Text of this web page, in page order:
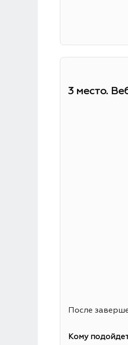
3 место.
После
Кому